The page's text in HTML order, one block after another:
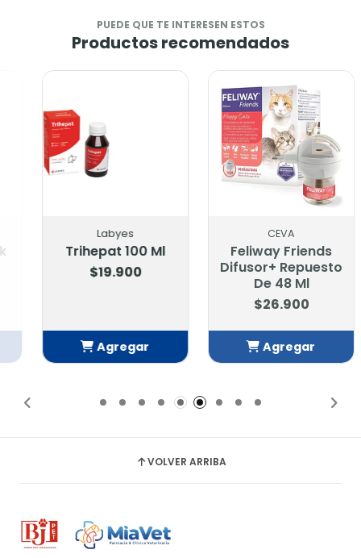
PUEDE QUE TE INTERESEN ESTOS
Productos recomendados
Labyes
Trihepat 100 Ml
$19.900
Agregar
CEVA
Feliway Friends
Difusor+ Repuesto
De 48 Ml
$26.900
Agregar
VOLVER ARRIBA